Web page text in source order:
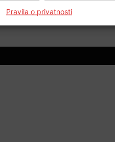
Pravila o privatnosti